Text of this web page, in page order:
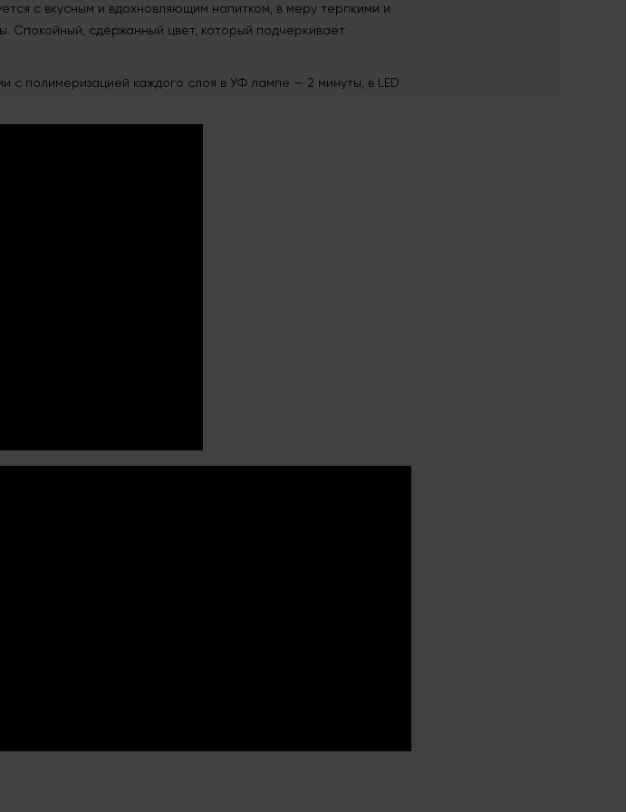
с вкусным и вдохновляющим напитком, в меру терпкими и
сдержанный цвет, который подчеркивает
с полимеризацией каждого слоя в УФ лампе — 2 минуты, в LED